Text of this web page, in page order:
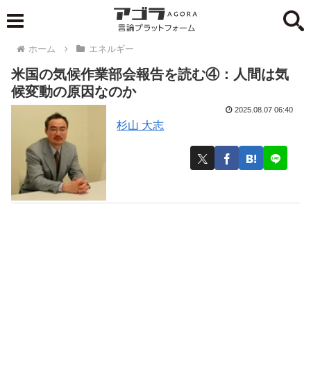
ホーム エネルギー
米国の気候作業部会報告を読む④：人間は気
候変動の原因なのか
杉山 大志
2025.08.07 06:40